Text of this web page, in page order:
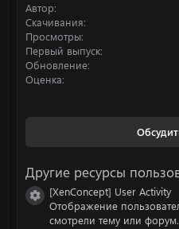
и
:
Автор
Скачивания
Просмотры
Первый выпуск
Обновление
Оценка
Другие ресурсы
Иконка ресурса
[XenConcept] User Activity
Отображение
смотрели тему или форум.